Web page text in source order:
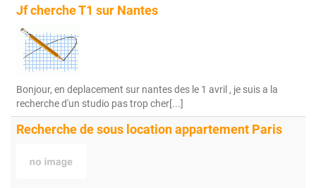
Jf cherche T1 sur Nantes
Bonjour, en deplacement sur nantes des le 1 avril , je suis a la
recherche d'un studio pas trop cher[...]
Recherche de sous location appartement Paris